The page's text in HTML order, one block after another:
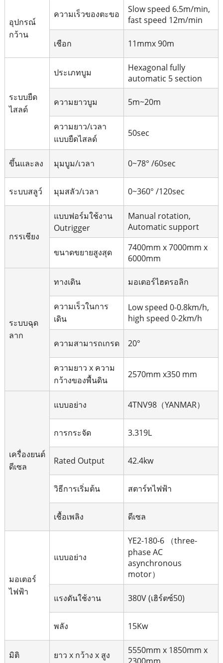
อุปกรณ์
กว้าน
ความเร็วของตะขอ
Slow speed 6.5m/min,
fast speed 12m/min
เชือก 11mmx 90m
ระบบยืด
ไสลด์
ประเภทบูม
Hexagonal fully
automatic 5 section
ความยาวบูม 5m~20m
ความยาว/เวลา
แบบยืดไสลด์
50sec
ขึ้นและลง มุมบูม/เวลา 0~78° /60sec
ระบบสลูว์ มุมสลัว/เวลา 0~360° /120sec
กรรเชียง
แบบฟอร์มใช้งาน
Outrigger
Manual rotation,
Automatic support
ขนาดขยายสูงสุด
7400mm x 7000mm x
6000mm
ระบบฉุด
ลาก
ทางเดิน มอเตอร์ไฮดรอลิก
ความเร็วในการ
เดิน
Low speed 0-0.8km/h,
high speed 0-2km/h
ความสามารถเกรด 20°
ความยาว x ความ
กว้างของพื้นดิน
2570mm x350 mm
เครื่องยนต์
ดีเซล
แบบอย่าง 4TNV98（YANMAR）
การกระจัด 3.319L
Rated Output 42.4kw
วิธีการเริ่มต้น สตาร์ทไฟฟ้า
เชื้อเพลิง ดีเซล
มอเตอร์
ไฟฟ้า
แบบอย่าง
YE2-180-6 （three-
phase AC
asynchronous
motor）
แรงดันใช้งาน 380V (เฮิร์ตซ์50)
พลัง 15Kw
มิติ ยาว x กว้าง x สูง
5550mm x 1850mm x